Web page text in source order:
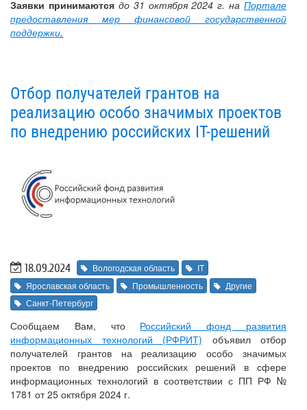
Заявки принимаютсядо 31 октября 2024 г. на Портале
предоставления мер финансовой государственной
поддержки.
Отбор получателей грантов на
реализацию особо значимых проектов
по внедрению российских IT-решений
18.09.2024 Вологодская область
IT
Ярославская область
Промышленность
Другие
Санкт-Петербург
Сообщаем Вам, что Российский фонд развития
информационных технологий (РФРИТ) объявил отбор
получателей грантов на реализацию особо значимых
проектов по внедрению российских решений в сфере
информационных технологий в соответствии с ПП РФ №
1781 от 25 октября 2024 г.